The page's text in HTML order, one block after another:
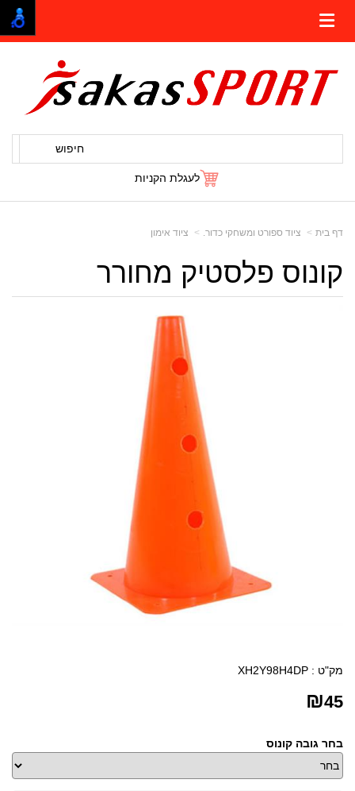
חיפוש
לעגלת הקניות
דף בית ציוד ספורט ומשחקי כדור. ציוד אימון
קונוס פלסטיק מחורר
מק"ט : XH2Y98H4DP
₪45
בחר גובה קונוס